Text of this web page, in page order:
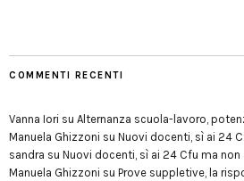
COMMENTI RECENTI
Vanna Iori su Alternanza scuola-lavoro,
Manuela Ghizzoni su Nuovi docenti, sì ai 24
sandra su Nuovi docenti, sì ai 24 Cfu ma non
Manuela Ghizzoni su Prove suppletive, la